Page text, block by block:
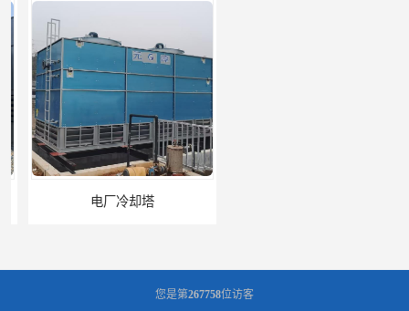
电厂冷却塔
您是第267758位访客